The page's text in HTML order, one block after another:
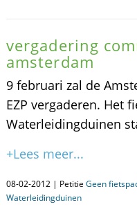
vergadering
amsterdam
9 februari zal de
EZP vergaderen. Het
Waterleidingduinen
+Lees meer...
08-02-2012 | Petitie Geen
Waterleidingduinen